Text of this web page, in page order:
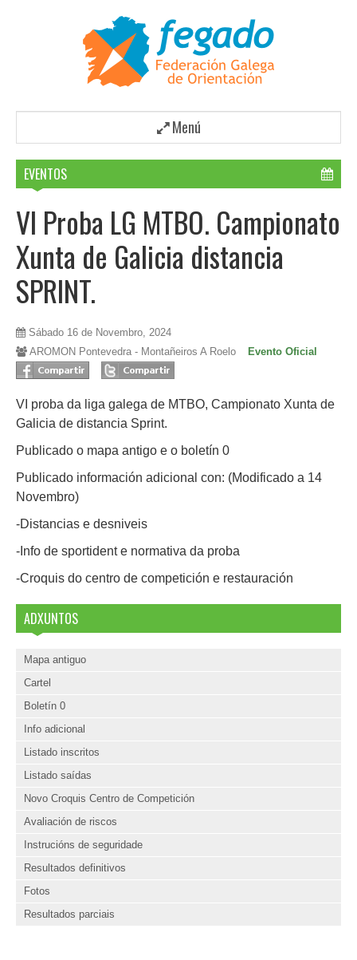
Menú
EVENTOS
VI Proba LG MTBO. Campionato
Xunta de Galicia distancia
SPRINT.
Sábado 16 de Novembro, 2024
AROMON Pontevedra - Montañeiros A Roelo
Evento Oficial
VI proba da liga galega de MTBO, Campionato Xunta de
Galicia de distancia Sprint.
Publicado o mapa antigo e o boletín 0
Publicado información adicional con: (Modificado a 14
Novembro)
-Distancias e desniveis
-Info de sportident e normativa da proba
-Croquis do centro de competición e restauración
ADXUNTOS
Mapa antiguo
Cartel
Boletín 0
Info adicional
Listado inscritos
Listado saídas
Novo Croquis Centro de Competición
Avaliación de riscos
Instrucións de seguridade
Resultados definitivos
Fotos
Resultados parciais